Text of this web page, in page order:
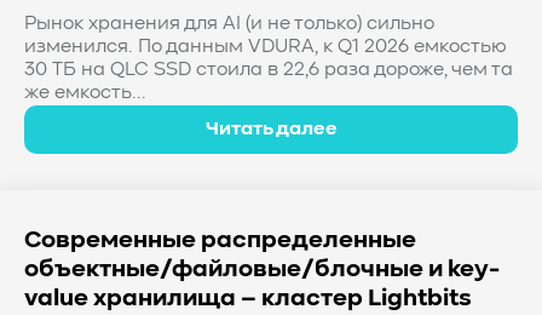
Рынок хранения для AI (и не только) сильно
изменился. По данным VDURA, к Q1 2026 емкостью
30 ТБ на QLC SSD стоила в 22,6 раза дороже, чем та
же емкость...
Читать далее
Современные распределенные
объектные/файловые/блочные и key-
value хранилища – кластер Lightbits